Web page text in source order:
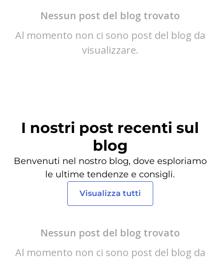
Nessun post del blog trovato
Al momento non ci sono post del blog da
visualizzare.
I nostri post recenti sul
blog
Benvenuti nel nostro blog, dove esploriamo
le ultime tendenze e consigli.
Visualizza tutti
Nessun post del blog trovato
Al momento non ci sono post del blog da